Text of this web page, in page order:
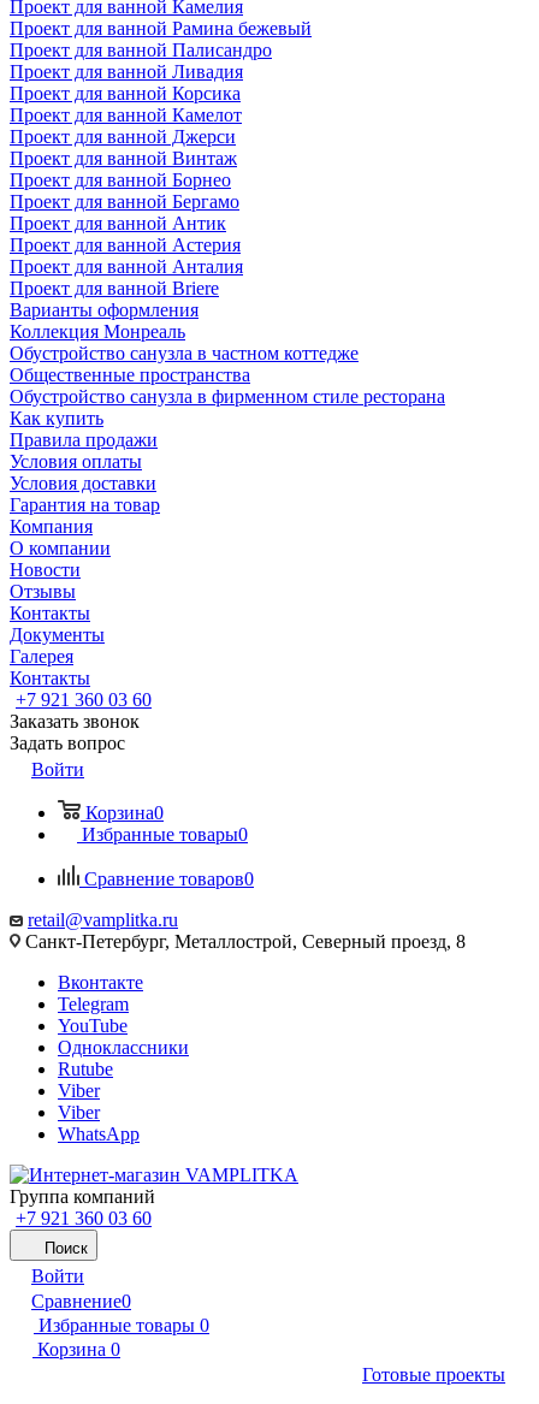
Проект для ванной Камелия
Проект для ванной Рамина бежевый
Проект для ванной Палисандро
Проект для ванной Ливадия
Проект для ванной Корсика
Проект для ванной Камелот
Проект для ванной Джерси
Проект для ванной Винтаж
Проект для ванной Борнео
Проект для ванной Бергамо
Проект для ванной Антик
Проект для ванной Астерия
Проект для ванной Анталия
Проект для ванной Briere
Варианты оформления
Коллекция Монреаль
Обустройство санузла в частном коттедже
Общественные пространства
Обустройство санузла в фирменном стиле ресторана
Как купить
Правила продажи
Условия оплаты
Условия доставки
Гарантия на товар
Компания
О компании
Новости
Отзывы
Контакты
Документы
Галерея
Контакты
+7 921 360 03 60
Заказать звонок
Задать вопрос
Войти
Корзина0
Избранные товары0
Сравнение товаров0
retail@vamplitka.ru
Санкт-Петербург, Металлострой, Северный проезд, 8
Вконтакте
Telegram
YouTube
Одноклассники
Rutube
Viber
Viber
WhatsApp
Группа компаний
+7 921 360 03 60
Поиск
Войти
Сравнение0
Избранные товары 0
Корзина 0
Готовые проекты